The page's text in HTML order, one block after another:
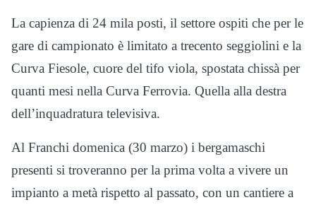
La capienza di 24 mila posti, il settore ospiti che per le
gare di campionato è limitato a trecento seggiolini e la
Curva Fiesole, cuore del tifo viola, spostata chissà per
quanti mesi nella Curva Ferrovia. Quella alla destra
dell’inquadratura televisiva.
Al Franchi domenica (30 marzo) i bergamaschi
presenti si troveranno per la prima volta a vivere un
impianto a metà rispetto al passato, con un cantiere a